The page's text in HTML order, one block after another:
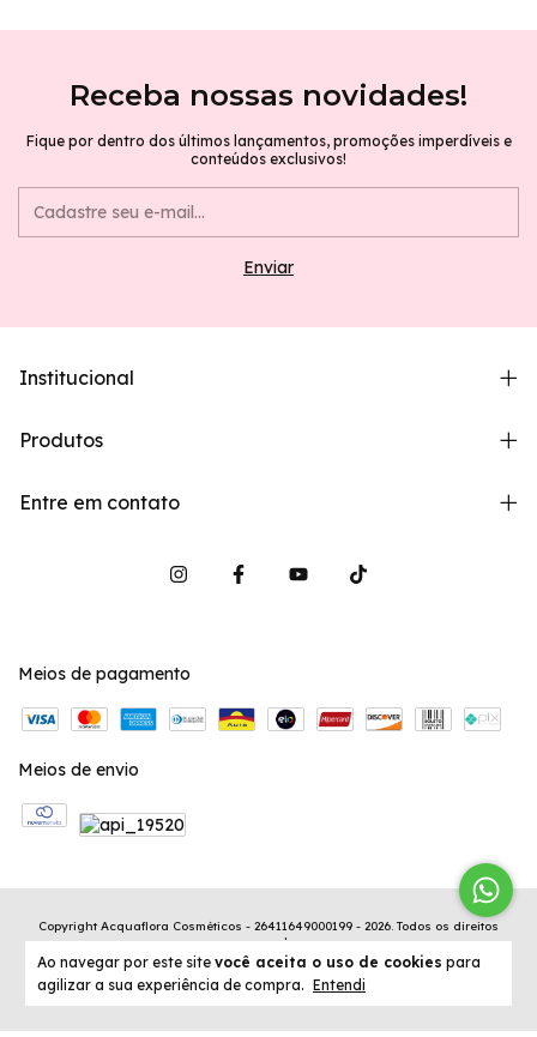
Ao navegar por este site você aceita o uso de cookies para
agilizar a sua experiência de compra. Entendi
Receba nossas novidades!
Fique por dentro dos últimos lançamentos, promoções imperdíveis e
conteúdos exclusivos!
Institucional
Produtos
Entre em contato
Meios de pagamento
Meios de envio
Copyright Acquaflora Cosméticos - 26411649000199 - 2026. Todos os direitos
reservados.